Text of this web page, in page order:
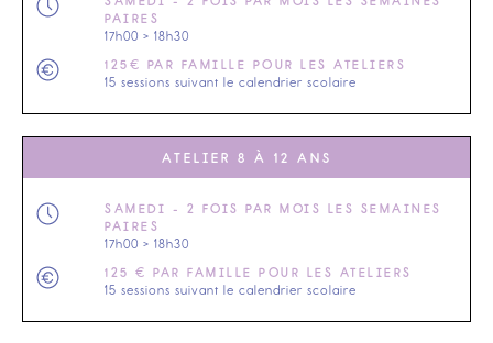
PAIRES
17h00 > 18h30
125€ PAR FAMILLE POUR LES ATELIERS
15 sessions suivant le calendrier scolaire
ATELIER 8 À 12 ANS
SAMEDI - 2 FOIS PAR MOIS LES SEMAINES
PAIRES
17h00 > 18h30
125 € PAR FAMILLE POUR LES ATELIERS
15 sessions suivant le calendrier scolaire